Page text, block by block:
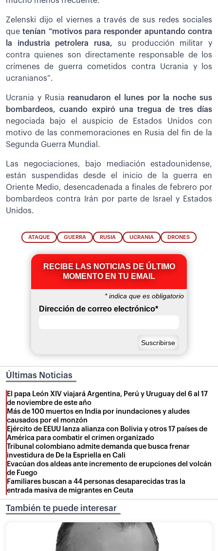
Zelenski dijo el viernes a través de sus redes sociales
quetenían “motivos para responder apuntando contra
la industria petrolera rusa, su producción militar y
contra quienes son directamente responsable de los
crímenes de guerra cometidos contra Ucrania y los
ucranianos”.
Ucrania y Rusia reanudaron el lunes por la noche sus
bombardeos, cuando expiró una tregua de tres días
negociada bajo el auspicio de Estados Unidos con
motivo de las conmemoraciones en Rusia del fin de la
Segunda Guerra Mundial.
Las negociaciones, bajo mediación estadounidense,
están suspendidas desde el inicio de la guerra en
Oriente Medio, desencadenada a finales de febrero por
bombardeos contra Irán por parte de Israel y Estados
Unidos.
ATAQUE GUERRA RUSIA UCRANIA DRONES
RECIBE LAS NOTICIAS DE ÚLTIMO
MOMENTO EN TU EMAIL
*indica que es obligatorio
Dirección de correo electrónico*
Últimas Noticias
El papa León XIV viajará Argentina, Perú y Uruguay del 6 al 17
de noviembre de este año
Más de 100 muertos en India por inundaciones y aludes
causados por el monzón
Ejército de EEUU lanza alianza con Bolivia y otros 17 países de
América para combatir el crimen organizado
Tribunal colombiano admite demanda que busca frenar
investidura de De la Espriella en Cali
Evacúan dos aldeas ante incremento de erupciones del volcán
de Fuego
Familiares buscan a 44 personas desaparecidas tras la
entrada masiva de migrantes en Ceuta
También te puede interesar